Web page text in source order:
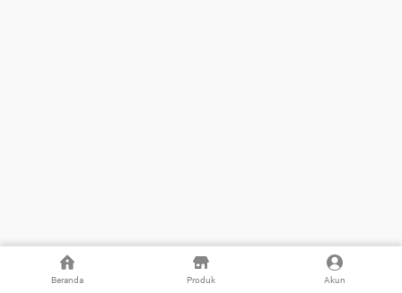
Beranda Produk Akun